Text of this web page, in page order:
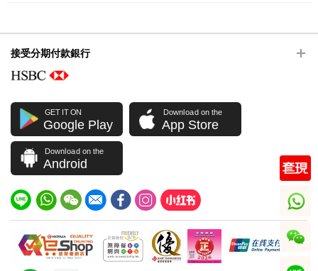
接受分期付款銀行
GET IT ON
Google Play
Download on the
App Store
Download on the
Android
whatsapp